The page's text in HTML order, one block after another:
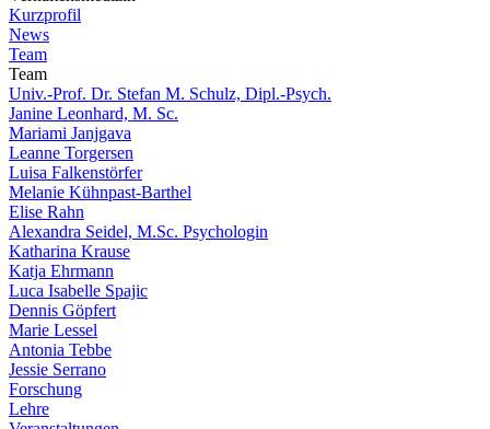
Kurzprofil
News
Team
Team
Univ.-Prof. Dr. Stefan M. Schulz, Dipl.-Psych.
Janine Leonhard, M. Sc.
Mariami Janjgava
Leanne Torgersen
Luisa Falkenstörfer
Melanie Kühnpast-Barthel
Elise Rahn
Alexandra Seidel, M.Sc. Psychologin
Katharina Krause
Katja Ehrmann
Luca Isabelle Spajic
Dennis Göpfert
Marie Lessel
Antonia Tebbe
Jessie Serrano
Forschung
Lehre